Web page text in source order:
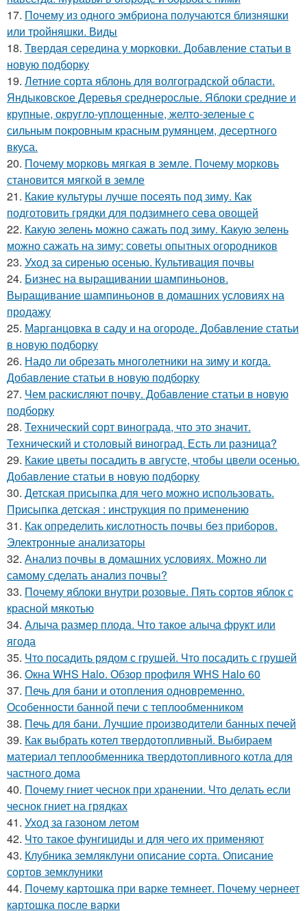
17. Почему из одного эмбриона получаются близняшки
или тройняшки. Виды
18. Твердая середина у морковки. Добавление статьи в
новую подборку
19. Летние сорта яблонь для волгоградской области.
Яндыковское Деревья среднерослые. Яблоки средние и
крупные, округло-уплощенные, желто-зеленые с
сильным покровным красным румянцем, десертного
вкуса.
20. Почему морковь мягкая в земле. Почему морковь
становится мягкой в земле
21. Какие культуры лучше посеять под зиму. Как
подготовить грядки для подзимнего сева овощей
22. Какую зелень можно сажать под зиму. Какую зелень
можно сажать на зиму: советы опытных огородников
23. Уход за сиренью осенью. Культивация почвы
24. Бизнес на выращивании шампиньонов.
Выращивание шампиньонов в домашних условиях на
продажу
25. Марганцовка в саду и на огороде. Добавление статьи
в новую подборку
26. Надо ли обрезать многолетники на зиму и когда.
Добавление статьи в новую подборку
27. Чем раскисляют почву. Добавление статьи в новую
подборку
28. Технический сорт винограда, что это значит.
Технический и столовый виноград. Есть ли разница?
29. Какие цветы посадить в августе, чтобы цвели осенью.
Добавление статьи в новую подборку
30. Детская присыпка для чего можно использовать.
Присыпка детская : инструкция по применению
31. Как определить кислотность почвы без приборов.
Электронные анализаторы
32. Анализ почвы в домашних условиях. Можно ли
самому сделать анализ почвы?
33. Почему яблоки внутри розовые. Пять сортов яблок с
красной мякотью
34. Алыча размер плода. Что такое алыча фрукт или
ягода
35. Что посадить рядом с грушей. Что посадить с грушей
36. Окна WHS Halo. Обзор профиля WHS Halo 60
37. Печь для бани и отопления одновременно.
Особенности банной печи с теплообменником
38. Печь для бани. Лучшие производители банных печей
39. Как выбрать котел твердотопливный. Выбираем
материал теплообменника твердотопливного котла для
частного дома
40. Почему гниет чеснок при хранении. Что делать если
чеснок гниет на грядках
41. Уход за газоном летом
42. Что такое фунгициды и для чего их применяют
43. Клубника земляклуни описание сорта. Описание
сортов земклуники
44. Почему картошка при варке темнеет. Почему чернеет
картошка после варки